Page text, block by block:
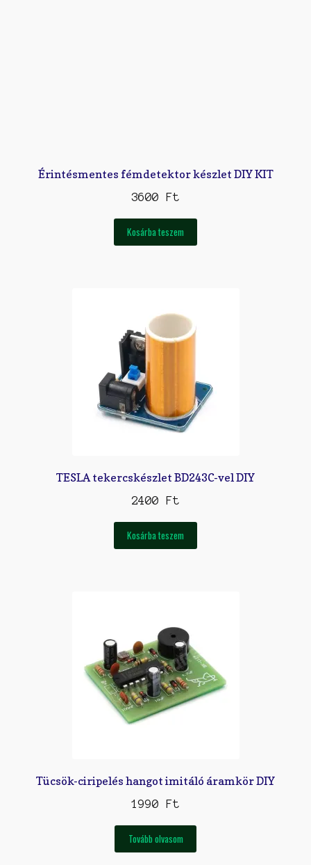
Érintésmentes fémdetektor készlet DIY KIT
3600 Ft
Kosárba teszem
TESLA tekercskészlet BD243C-vel DIY
2400 Ft
Kosárba teszem
Tücsök-ciripelés hangot imitáló áramkör DIY
1990 Ft
Tovább olvasom